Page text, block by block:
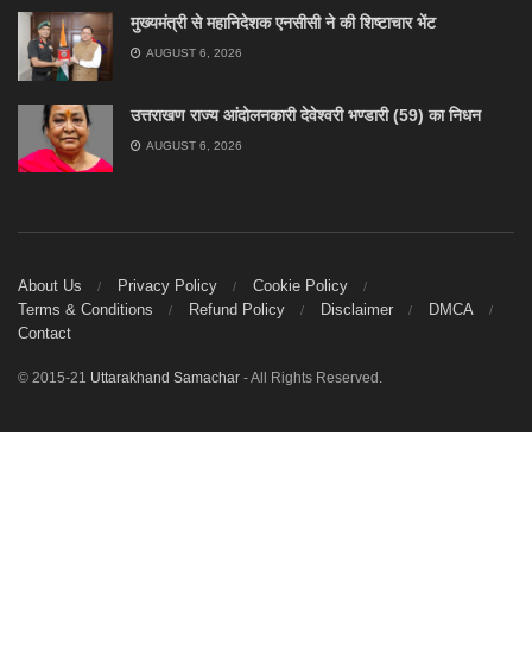
मुख्यमंत्री से महानिदेशक एनसीसी ने की शिष्टाचार भेंट
AUGUST 6, 2026
उत्तराखण राज्य आंदोलनकारी देवेश्वरी भण्डारी (59) का निधन
AUGUST 6, 2026
About Us Privacy Policy
Cookie Policy
Terms & Conditions
Refund Policy Disclaimer
DMCA
Contact
© 2015-21 Uttarakhand Samachar - All Rights Reserved.